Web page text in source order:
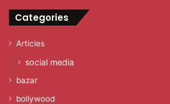
Categories
Articles
social media
bazar
bollywood